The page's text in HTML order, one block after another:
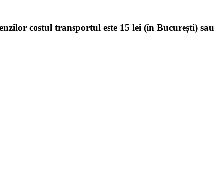
costul transportul este 15 lei (în București) sau